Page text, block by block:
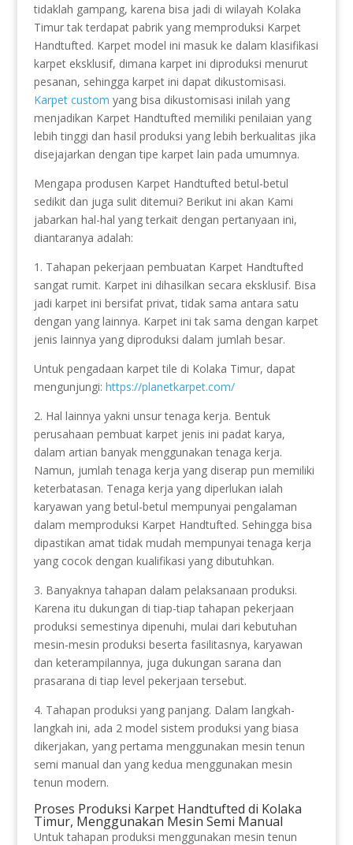
tidaklah gampang, karena bisa jadi di wilayah Kolaka
Timur tak terdapat pabrik yang memproduksi Karpet
Handtufted. Karpet model ini masuk ke dalam klasifikasi
karpet eksklusif, dimana karpet ini diproduksi menurut
pesanan, sehingga karpet ini dapat dikustomisasi.
Karpet custom yang bisa dikustomisasi inilah yang
menjadikan Karpet Handtufted memiliki penilaian yang
lebih tinggi dan hasil produksi yang lebih berkualitas jika
disejajarkan dengan tipe karpet lain pada umumnya.
Mengapa produsen Karpet Handtufted betul-betul
sedikit dan juga sulit ditemui? Berikut ini akan Kami
jabarkan hal-hal yang terkait dengan pertanyaan ini,
diantaranya adalah:
1. Tahapan pekerjaan pembuatan Karpet Handtufted
sangat rumit. Karpet ini dihasilkan secara eksklusif. Bisa
jadi karpet ini bersifat privat, tidak sama antara satu
dengan yang lainnya. Karpet ini tak sama dengan karpet
jenis lainnya yang diproduksi dalam jumlah besar.
Untuk pengadaan karpet tile di Kolaka Timur, dapat
mengunjungi: https://planetkarpet.com/
2. Hal lainnya yakni unsur tenaga kerja. Bentuk
perusahaan pembuat karpet jenis ini padat karya,
dalam artian banyak menggunakan tenaga kerja.
Namun, jumlah tenaga kerja yang diserap pun memiliki
keterbatasan. Tenaga kerja yang diperlukan ialah
karyawan yang betul-betul mempunyai pengalaman
dalam memproduksi Karpet Handtufted. Sehingga bisa
dipastikan amat tidak mudah mempunyai tenaga kerja
yang cocok dengan kualifikasi yang dibutuhkan.
3. Banyaknya tahapan dalam pelaksanaan produksi.
Karena itu dukungan di tiap-tiap tahapan pekerjaan
produksi semestinya dipenuhi, mulai dari kebutuhan
mesin-mesin produksi beserta fasilitasnya, karyawan
dan keterampilannya, juga dukungan sarana dan
prasarana di tiap level pekerjaan tersebut.
4. Tahapan produksi yang panjang. Dalam langkah-
langkah ini, ada 2 model sistem produksi yang biasa
dikerjakan, yang pertama menggunakan mesin tenun
semi manual dan yang kedua menggunakan mesin
tenun modern.
Proses Produksi Karpet Handtufted di Kolaka
Timur, Menggunakan Mesin Semi Manual
Untuk tahapan produksi menggunakan mesin tenun